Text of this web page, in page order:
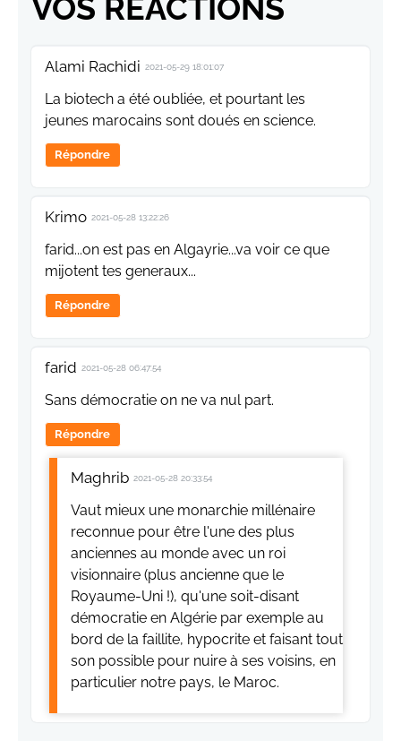
VOS RÉACTIONS
Alami Rachidi 2021-05-29 18:01:07
La biotech a été oubliée, et pourtant les
jeunes marocains sont doués en science.
Répondre
Krimo 2021-05-28 13:22:26
farid...on est pas en Algayrie...va voir ce que
mijotent tes generaux...
Répondre
farid 2021-05-28 06:47:54
Sans démocratie on ne va nul part.
Répondre
Maghrib 2021-05-28 20:33:54
Vaut mieux une monarchie millénaire
reconnue pour être l'une des plus
anciennes au monde avec un roi
visionnaire (plus ancienne que le
Royaume-Uni !), qu'une soit-disant
démocratie en Algérie par exemple au
bord de la faillite, hypocrite et faisant tout
son possible pour nuire à ses voisins, en
particulier notre pays, le Maroc.